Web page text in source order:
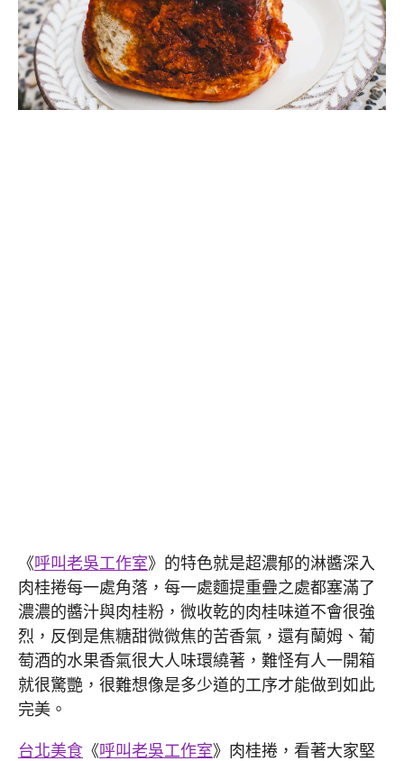
《呼叫老吳工作室》的特色就是超濃郁的淋醬深入
肉桂捲每一處角落，每一處麵提重疊之處都塞滿了
濃濃的醬汁與肉桂粉，微收乾的肉桂味道不會很強
烈，反倒是焦糖甜微微焦的苦香氣，還有蘭姆、葡
萄酒的水果香氣很大人味環繞著，難怪有人一開箱
就很驚艷，很難想像是多少道的工序才能做到如此
完美。
台北美食 《呼叫老吳工作室》肉桂捲，看著大家堅